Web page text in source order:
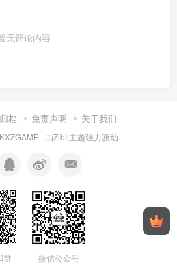
无评论内容
档 免责声明 关于我们
KXZGAME · 由Zibll主题强力驱动.
群 微信公众号